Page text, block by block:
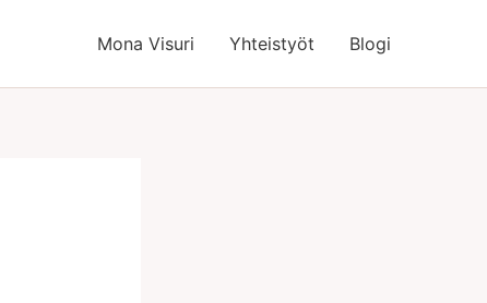
Mona Visuri Yhteistyöt Blogi